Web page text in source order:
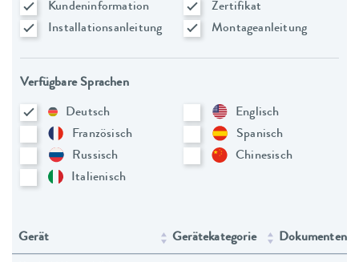
Kundeninformation
Zertifikat
Installationsanleitung
Montageanleitung
Verfügbare Sprachen
Deutsch
Englisch
Französisch
Spanisch
Russisch
Chinesisch
Italienisch
Gerät Gerätekategorie